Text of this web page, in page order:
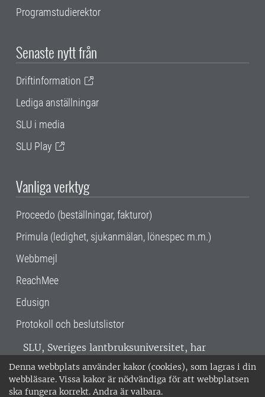
Denna webbplats använder kakor (cookies), som lagras i din
webbläsare. Vissa kakor är nödvändiga för att webbplatsen
ska fungera korrekt. Andra är valbara.
Programstudierektor
Senaste nytt från
Driftinformation
Lediga anställningar
SLU i media
SLU Play
Vanliga verktyg
Proceedo (beställningar, fakturor)
Primula (ledighet, sjukanmälan, lönespec m.m.)
Webbmejl
ReachMee
Edusign
Protokoll och beslutslistor
SLU, Sveriges lantbruksuniversitet, har
verksamhet över hela Sverige. Huvudorter är
Alnarp, Uppsala och Umeå.SLU är
miljöcertifierat enligt ISO 14001. •